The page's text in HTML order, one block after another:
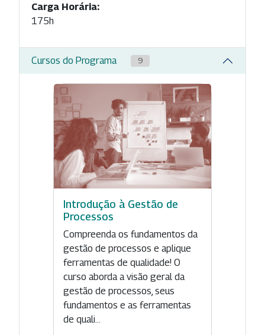
Carga Horária:
175h
Cursos do Programa 9
Introdução à Gestão de
Processos
Compreenda os fundamentos da
gestão de processos e aplique
ferramentas de qualidade! O
curso aborda a visão geral da
gestão de processos, seus
fundamentos e as ferramentas
de quali...